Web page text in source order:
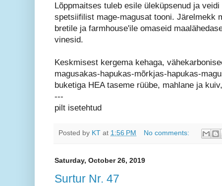
Lõppmaitses tuleb esile üleküpsenud ja
spetsiifilist mage-magusat tooni. Järelmekk
bretile ja farmhouse'ile omaseid
vinesid.
Keskmisest kergema kehaga,
magusakas-hapukas-mõrkjas-hapukas-
buketiga HEA taseme rüübe, mahlane ja
---
pilt isetehtud
Posted by KT at 1:56 PM No comments:
Saturday, October 26, 2019
Surtur Nr. 47